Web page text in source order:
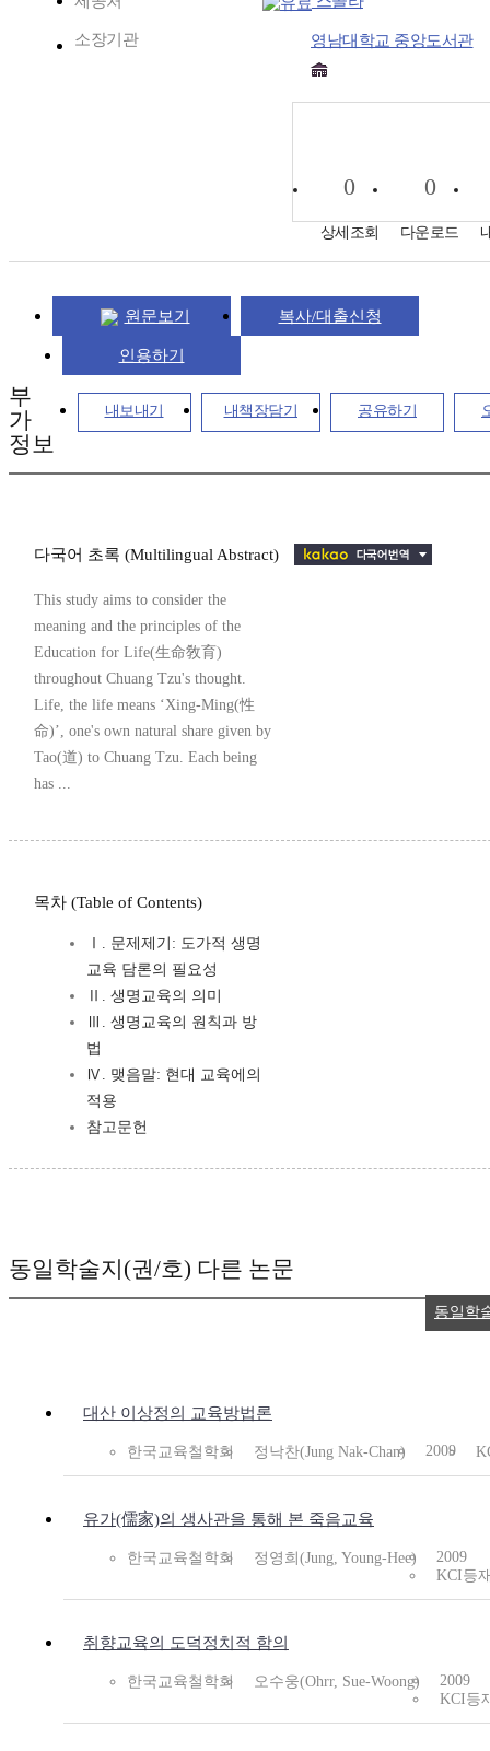
소장기관 영남대학교 중앙도서관
0
상세조회
0
다운로드
원문보기 복사/대출신청
인용하기
내보내기 내책장담기 공유하기
부
가
정보
다국어 초록 (Multilingual Abstract)
This study aims to consider the
meaning and the principles of the
Education for Life(生命敎育)
throughout Chuang Tzu's thought.
Life, the life means ‘Xing-Ming(性
命)’, one's own natural share given by
Tao(道) to Chuang Tzu. Each being
has ...
목차 (Table of Contents)
Ⅰ. 문제제기: 도가적 생명
교육 담론의 필요성
Ⅱ. 생명교육의 의미
Ⅲ. 생명교육의 원칙과 방
법
Ⅳ. 맺음말: 현대 교육에의
적용
참고문헌
동일학술지(권/호) 다른 논문
대산 이상정의 교육방법론
한국교육철학회 정낙찬(Jung Nak-Chan) 2009
유가(儒家)의 생사관을 통해 본 죽음교육
한국교육철학회 정영희(Jung, Young-Hee)
2009
KCI등
취향교육의 도덕정치적 함의
한국교육철학회 오수웅(Ohrr, Sue-Woong)
2009
KCI등
동일학